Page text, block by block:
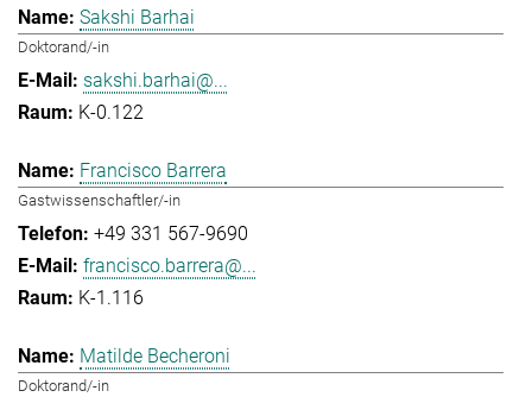
Sakshi Barhai
Doktorand/-in
sakshi.barhai@...
K-0.122
Francisco Barrera
Gastwissenschaftler/-in
+49 331 567-9690
francisco.barrera@...
K-1.116
Matilde Becheroni
Doktorand/-in